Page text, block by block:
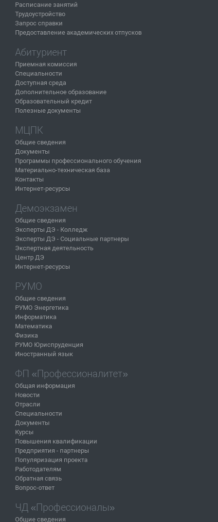
Расписание занятий
Трудоустройство
Запрос справки
Предоставление академических отпусков
Абитуриент
Приемная комиссия
Специальности
Доступная среда
Дополнительное образование
Образовательный кредит
Полезные документы
МЦПК
Общие сведения
Документы
Программы профессионального обучения
Материально-техническая база
Контакты
Интернет-ресурсы
Демоэкзамен
Общие сведения
Эксперты ДЭ - Колледж
Эксперты ДЭ - Социальные партнеры
Экспертная деятельность
Центр ДЭ
Интернет-ресурсы
РУМО
Общие сведения
РУМО Энергетика
Информатика
Математика
Физика
РУМО Юриспруденция
Иностранный язык
ФП «Профессионалитет»
Общая информация
Новости
Отрасли
Специальности
Документы
Курсы
Повышения квалификации
Предприятия - партнеры
Популяризация проекта
Работодателям
Обратная связь
Вопрос-ответ
ЧД «Профессионалы»
Общие сведения